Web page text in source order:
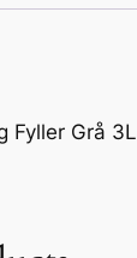
Fyller Grå 3L